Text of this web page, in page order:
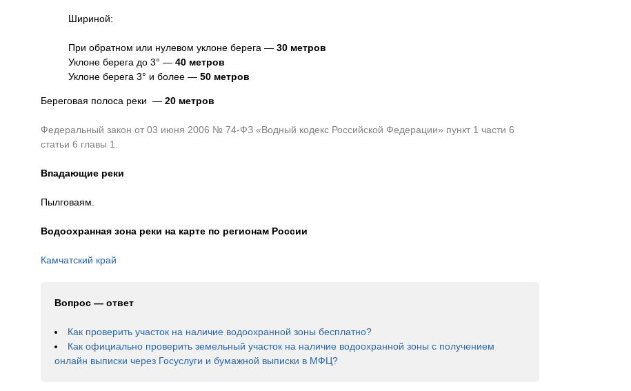
Шириной:
При обратном или нулевом уклоне берега — 30 метров
Уклоне берега до 3° — 40 метров
Уклоне берега 3° и более — 50 метров
Береговая полоса реки — 20 метров
Федеральный закон от 03 июня 2006 № 74-ФЗ «Водный кодекс Российской Федерации» пункт 1 части 6
статьи 6 главы 1.
Впадающие реки
Пылговаям.
Водоохранная зона реки на карте по регионам России
Камчатский край
Вопрос — ответ
Как проверить участок на наличие водоохранной зоны бесплатно?
Как официально проверить земельный участок на наличие водоохранной зоны с получением
онлайн выписки через Госуслуги и бумажной выписки в МФЦ?